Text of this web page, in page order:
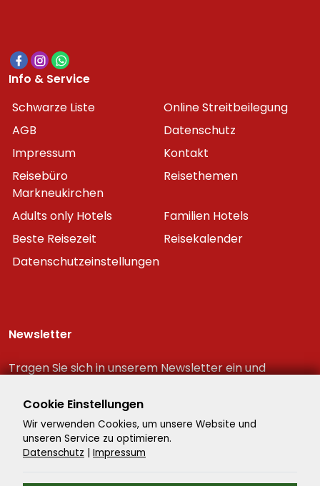
Info & Service
Schwarze Liste
Online Streitbeilegung
AGB
Datenschutz
Impressum
Kontakt
Reisebüro
Markneukirchen
Reisethemen
Adults only Hotels
Familien Hotels
Beste Reisezeit
Reisekalender
Datenschutzeinstellungen
Newsletter
Tragen Sie sich in unserem Newsletter ein und
Reiseschnäppchen!
Cookie Einstellungen
Wir verwenden Cookies, um unsere Website und
unseren Service zu optimieren.
Datenschutz | Impressum